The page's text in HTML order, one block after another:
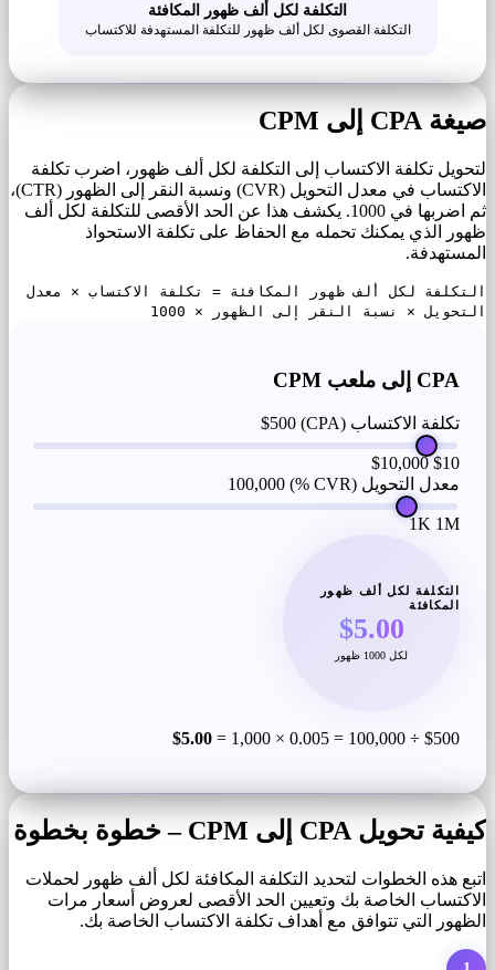
التكلفة لكل ألف ظهور المكافئة
التكلفة القصوى لكل ألف ظهور للتكلفة المستهدفة للاكتساب
صيغة CPA إلى CPM
لتحويل تكلفة الاكتساب إلى التكلفة لكل ألف ظهور، اضرب تكلفة
الاكتساب في معدل التحويل (CVR) ونسبة النقر إلى الظهور (CTR)،
ثم اضربها في 1000. يكشف هذا عن الحد الأقصى للتكلفة لكل ألف
ظهور الذي يمكنك تحمله مع الحفاظ على تكلفة الاستحواذ
المستهدفة.
التكلفة لكل ألف ظهور المكافئة = تكلفة الاكتساب × معدل
التحويل × نسبة النقر إلى الظهور × 1000
CPA إلى ملعب CPM
تكلفة الاكتساب (CPA) $500
$10
$10,000
معدل التحويل (CVR %)
100,000
1K 1M
التكلفة لكل ألف ظهور
المكافئة
$5.00
لكل 1000 ظهور
$500 ÷ 100,000 = 0.005 × 1,000 =
$5.00
كيفية تحويل CPA إلى CPM – خطوة بخطوة
اتبع هذه الخطوات لتحديد التكلفة المكافئة لكل ألف ظهور لحملات
الاكتساب الخاصة بك وتعيين الحد الأقصى لعروض أسعار مرات
الظهور التي تتوافق مع أهداف تكلفة الاكتساب الخاصة بك.